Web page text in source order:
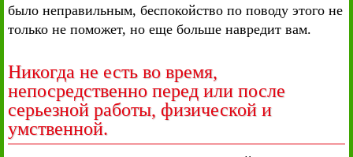
было неправильным, беспокойство по поводу этого не
только не поможет, но еще больше навредит вам.
Никогда не есть во время,
непосредственно перед или после
серьезной работы, физической и
умственной.